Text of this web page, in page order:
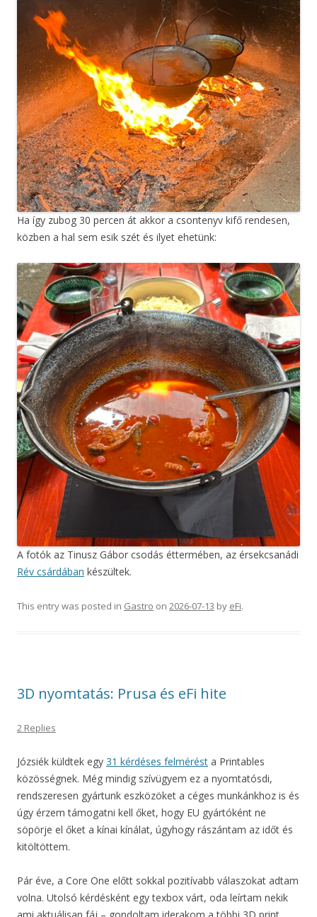
Ha így zubog 30 percen át akkor a csontenyv kifő rendesen,
közben a hal sem esik szét és ilyet ehetünk:
A fotók az Tinusz Gábor csodás éttermében, az érsekcsanádi
Rév csárdában készültek.
This entry was posted in Gastro on 2026-07-13 by eFi.
3D nyomtatás: Prusa és eFi hite
2 Replies
Józsiék küldtek egy 31 kérdéses felmérést a Printables
közösségnek. Még mindig szívügyem ez a nyomtatósdi,
rendszeresen gyártunk eszközöket a céges munkánkhoz is és
úgy érzem támogatni kell őket, hogy EU gyártóként ne
söpörje el őket a kínai kínálat, úgyhogy rászántam az időt és
kitöltöttem.
Pár éve, a Core One előtt sokkal pozitívabb válaszokat adtam
volna. Utolsó kérdésként egy texbox várt, oda leírtam nekik